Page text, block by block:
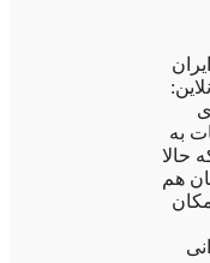
به
حالا
هم